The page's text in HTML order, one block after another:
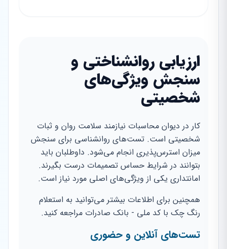
ارزیابی روانشناختی و
سنجش ویژگی‌های
شخصیتی
کار در دیوان محاسبات نیازمند سلامت روان و ثبات
شخصیتی است. تست‌های روانشناسی برای سنجش
میزان استرس‌پذیری انجام می‌شود. داوطلبان باید
بتوانند در شرایط حساس تصمیمات درست بگیرند.
امانتداری یکی از ویژگی‌های اصلی مورد نیاز است.
همچنین برای اطلاعات بیشتر می‌توانید به استعلام
رنگ چک با کد ملی - بانک صادرات مراجعه کنید.
تست‌های آنلاین و حضوری